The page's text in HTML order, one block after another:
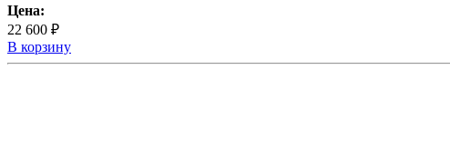
Цена:
22 600 ₽
В корзину